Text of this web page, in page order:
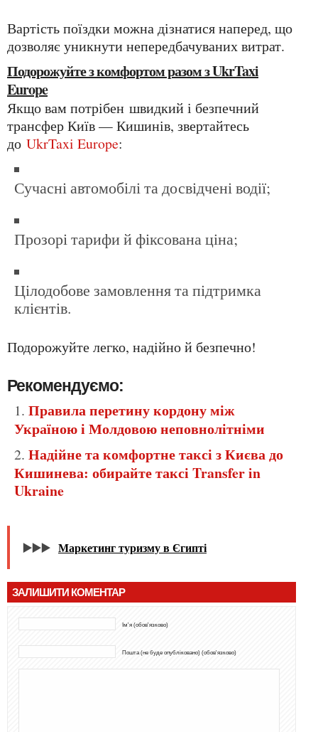
Вартість поїздки можна дізнатися наперед, що
дозволяє уникнути непередбачуваних витрат.
Подорожуйте з комфортом разом з UkrTaxi
Europe
Якщо вам потрібен швидкий і безпечний
трансфер Київ — Кишинів, звертайтесь
до UkrTaxi Europe:
сучасні автомобілі та досвідчені водії;
прозорі тарифи й фіксована ціна;
цілодобове замовлення та підтримка
клієнтів.
Подорожуйте легко, надійно й безпечно!
Рекомендуємо:
Правила перетину кордону між
Україною і Молдовою неповнолітніми
Надійне та комфортне таксі з Києва до
Кишинева: обирайте таксі Transfer in
Ukraine
▶️▶️▶️ Маркетинг туризму в Єгипті
ЗАЛИШИТИ КОМЕНТАР
Ім'я (обов'язково)
Пошта (не буде опубліковано) (обов'язково)